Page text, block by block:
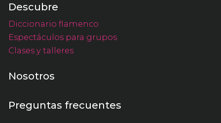
Descubre
Diccionario flamenco
Espectáculos para grupos
Clases y talleres
Nosotros
Preguntas frecuentes